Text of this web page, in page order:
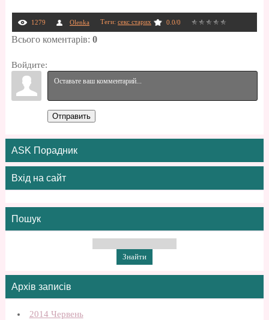
1279 Olenka Теги: секс старих 0.0/0
Всього коментарів: 0
Войдите:
Отправить
ASK Порадник
Вхід на сайт
Пошук
Архів записів
2014 Червень